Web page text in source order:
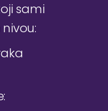
sami